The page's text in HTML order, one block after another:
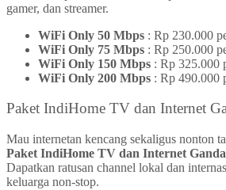
gamer, dan streamer.
WiFi Only 50 Mbps : Rp 230.000
WiFi Only 75 Mbps : Rp 250.000
WiFi Only 150 Mbps : Rp 325.000
WiFi Only 200 Mbps : Rp 490.000
Paket IndiHome TV dan Internet
Mau internetan kencang sekaligus nonton
Paket IndiHome TV dan Internet
Dapatkan ratusan channel lokal dan
keluarga non-stop.